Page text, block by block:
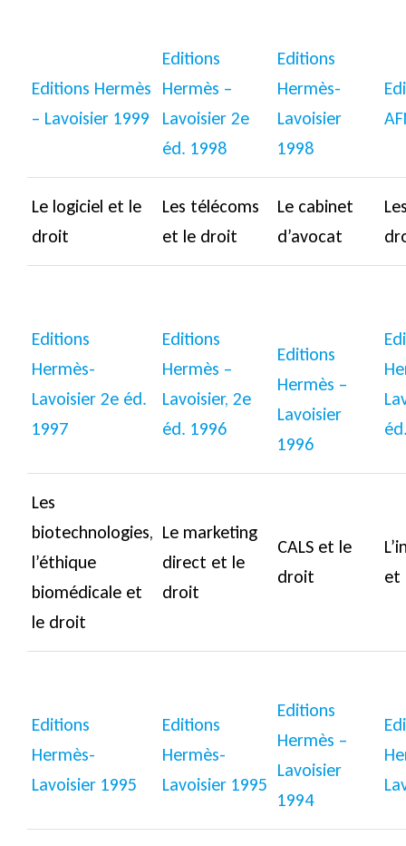
Editions Hermès
– Lavoisier 1999
Editions
Hermès –
Lavoisier 2e
éd. 1998
Editions
Hermès-
Lavoisier
1998
Le logiciel et le
droit
Les télécoms
et le droit
Le cabinet
d’avocat
Editions
Hermès-
Lavoisier 2e éd.
1997
Editions
Hermès –
Lavoisier, 2e
éd. 1996
Editions
Hermès –
Lavoisier
1996
Les
biotechnologies,
l’éthique
biomédicale et
le droit
Le marketing
direct et le
droit
CALS et le
droit
et
Editions
Hermès-
Lavoisier 1995
Editions
Hermès-
Lavoisier 1995
Editions
Hermès –
Lavoisier
1994